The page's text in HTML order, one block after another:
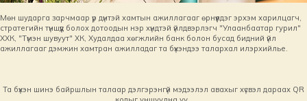
Мөн шударга зарчмаар үр дүнтэй хамтын ажиллагааг өрнүүлдэг эрхэм харилцагч,
стратегийн түншүүд болох дотоодын нэр хүндтэй үйлдвэрлэгч "Улаанбаатар гурил"
ХХК, "Түмэн шувуут" ХК, Худалдаа хөгжлийн банк болон бусад бидний үйл
ажиллагааг дэмжин хамтран ажилладаг та бүхэндээ талархал илэрхийлье.
Та бүхэн шинэ байршлын талаар дэлгэрэнгүй мэдээлэл авахыг хүсвэл дараах QR